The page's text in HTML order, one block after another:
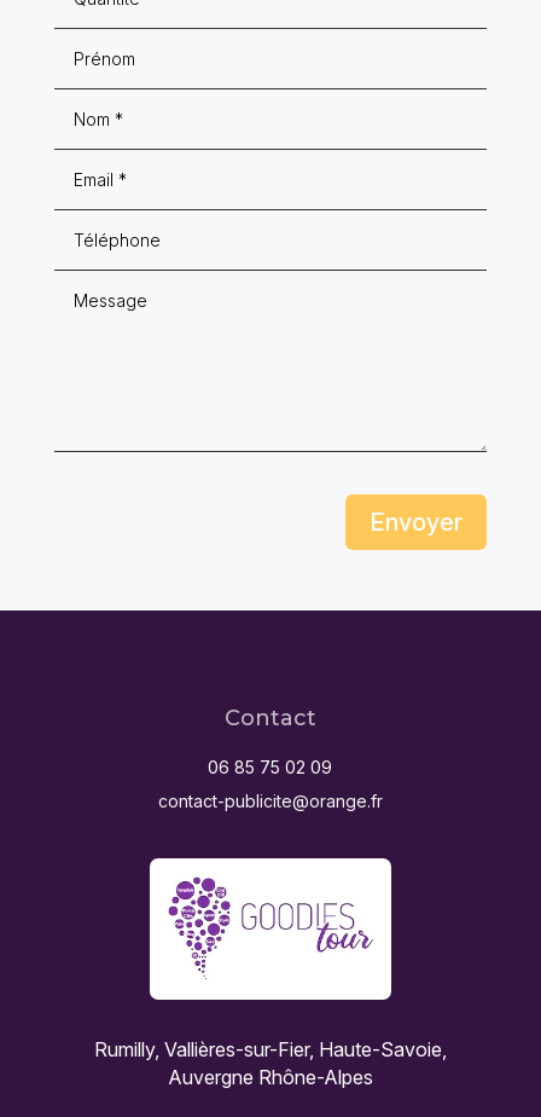
Envoyer
Contact
06 85 75 02 09
contact-publicite@orange.fr
Rumilly, Vallières-sur-Fier, Haute-Savoie,
Auvergne Rhône-Alpes